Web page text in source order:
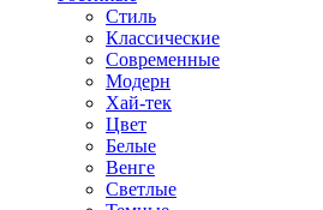
Стиль
Классические
Современные
Модерн
Хай-тек
Цвет
Белые
Венге
Светлые